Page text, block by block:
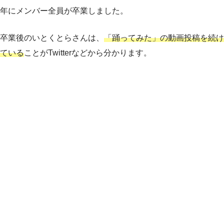
年にメンバー全員が卒業しました。
卒業後のいとくとらさんは、 「踊ってみた」の動画投稿を続け
ていることがTwitterなどから分かります。